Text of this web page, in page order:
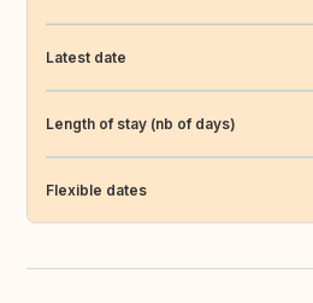
Latest date
Length of stay (nb of days)
Flexible dates